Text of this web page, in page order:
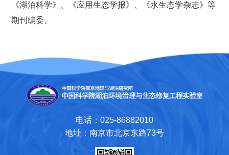
《湖泊科学》、《应用生态学报》、《水生态学杂志》等
期刊编委。
电话：025-86882010
地址：南京市北京东路73号